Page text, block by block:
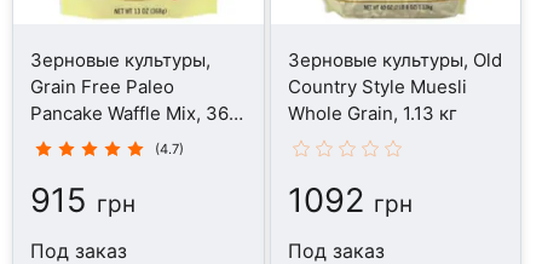
Зерновые культуры,
Grain Free Paleo
Pancake Waffle Mix, 368
гр
(4.7)
915 грн
Под заказ
Зерновые культуры, Old
Country Style Muesli
Whole Grain, 1.13 кг
1092 грн
Под заказ